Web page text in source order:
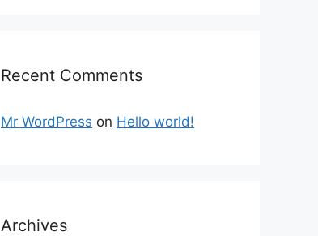
Recent Comments
Mr WordPress on Hello world!
Archives